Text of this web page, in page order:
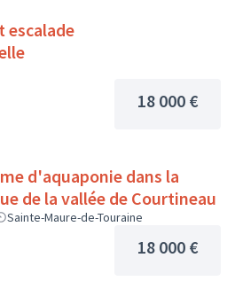
escalade
18 000 €
d'aquaponie dans la
de la vallée de Courtineau
Sainte-Maure-de-Touraine
18 000 €